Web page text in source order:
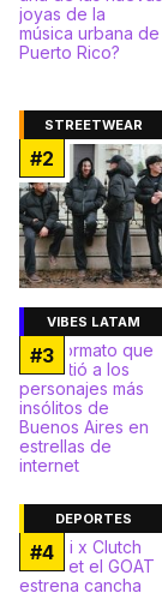
STREETWEAR
#2
VIBES LATAM
#3
DEPORTES
#4